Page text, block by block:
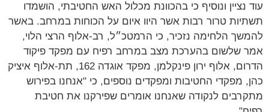
נציין ונוסיף כי בהכוונת מכלול האש החטיבתי, הושמדו
טרור רבות אשר היוו איום על הכוחות במרחב. באשר
הלחימה נזכיר, כי הרמטכ״ל, רב-אלוף הרצי הלוי,
שלשום בהערכת מצב במרחב רפיח עם מפקד פיקוד
הדרום, אלוף ירון פינקלמן, מפקד אוגדה 162, תת-אלוף איציק
מפקדי החטיבות ומפקדים נוספים, כי "אנחנו בפירוש
לנקודה שאנחנו אומרים שפירקנו את חטיבת